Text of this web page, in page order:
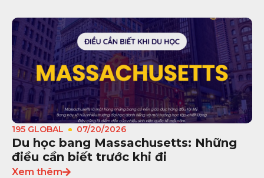
195 GLOBAL 07/20/2026
Du học bang Massachusetts: Những
điều cần biết trước khi đi
Xem thêm